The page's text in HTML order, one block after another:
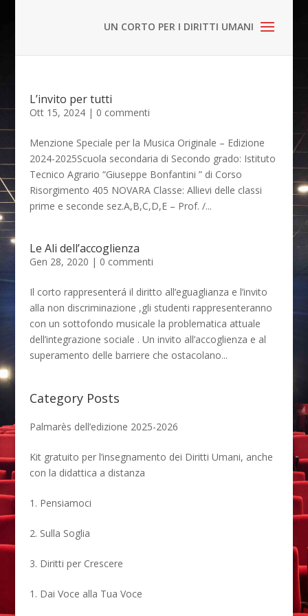
L’invito per tutti
Ott 15, 2024| 0 commenti
Menzione Speciale per la Musica Originale – Edizione
2024-2025Scuola secondaria di Secondo grado: Istituto
Tecnico Agrario “Giuseppe Bonfantini ” di Corso
Risorgimento 405 NOVARA Classe: Allievi delle classi
prime e seconde sez.A,B,C,D,E – Prof. /...
Le Ali dell’accoglienza
Gen 28, 2020 | 0 commenti
Il corto rappresenterá il diritto all’eguaglianza e l’invito
alla non discriminazione ,gli studenti rappresenteranno
con un sottofondo musicale la problematica attuale
dell’integrazione sociale . Un invito all’accoglienza e al
superamento delle barriere che ostacolano...
Category Posts
Palmarès dell’edizione 2025-2026
Kit gratuito per l’insegnamento dei Diritti Umani, anche
con la didattica a distanza
1. Pensiamoci
2. Sulla Soglia
3. Diritti per Crescere
1. Dai Voce alla Tua Voce